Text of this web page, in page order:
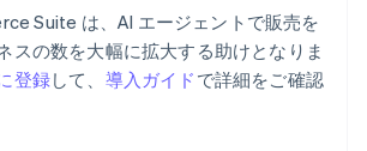
Suite は、AI エージェントで販売を
スの数を大幅に拡大する助けとなりま
登録して、 導入ガイド で詳細をご確認